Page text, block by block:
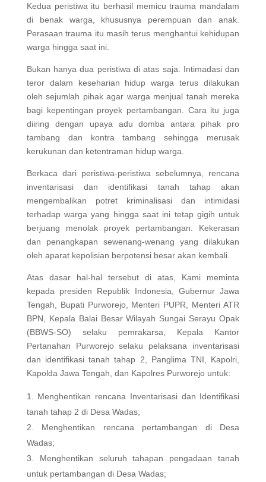
Kedua peristiwa itu berhasil memicu trauma mandalam
di benak warga, khususnya perempuan dan anak.
Perasaan trauma itu masih terus menghantui kehidupan
warga hingga saat ini.
Bukan hanya dua peristiwa di atas saja. Intimadasi dan
teror dalam keseharian hidup warga terus dilakukan
oleh sejumlah pihak agar warga menjual tanah mereka
bagi kepentingan proyek pertambangan. Cara itu juga
diiring dengan upaya adu domba antara pihak pro
tambang dan kontra tambang sehingga merusak
kerukunan dan ketentraman hidup warga.
Berkaca dari peristiwa-peristiwa sebelumnya, rencana
inventarisasi dan identifikasi tanah tahap akan
mengembalikan potret kriminalisasi dan intimidasi
terhadap warga yang hingga saat ini tetap gigih untuk
berjuang menolak proyek pertambangan. Kekerasan
dan penangkapan sewenang-wenang yang dilakukan
oleh aparat kepolisian berpotensi besar akan kembali.
Atas dasar hal-hal tersebut di atas, Kami meminta
kepada presiden Republik Indonesia, Gubernur Jawa
Tengah, Bupati Purworejo, Menteri PUPR, Menteri ATR
BPN, Kepala Balai Besar Wilayah Sungai Serayu Opak
(BBWS-SO) selaku pemrakarsa, Kepala Kantor
Pertanahan Purworejo selaku pelaksana inventarisasi
dan identifikasi tanah tahap 2, Panglima TNI, Kapolri,
Kapolda Jawa Tengah, dan Kapolres Purworejo untuk:
Menghentikan rencana Inventarisasi dan Identifikasi
tanah tahap 2 di Desa Wadas;
Menghentikan rencana pertambangan di Desa
Wadas;
Menghentikan seluruh tahapan pengadaan tanah
untuk pertambangan di Desa Wadas;